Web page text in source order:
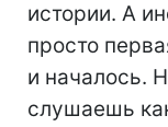
истории. А
просто
и началось.
слушаешь